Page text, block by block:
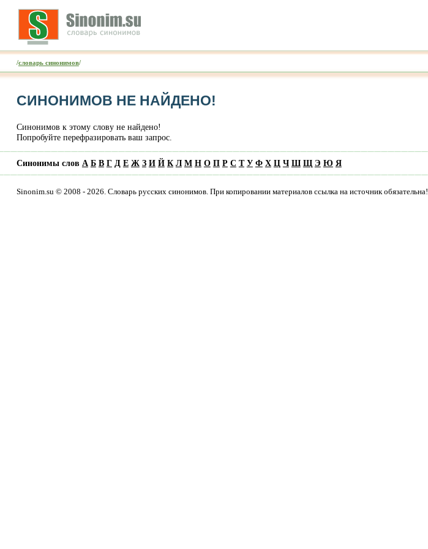
/словарь синонимов/
СИНОНИМОВ НЕ НАЙДЕНО!
Синонимов к этому слову не найдено!
Попробуйте перефразировать ваш запрос.
Синонимы слов А Б В Г Д Е Ж З И Й К Л М Н О П Р С Т У Ф Х Ц Ч Ш Щ Э Ю Я
Sinonim.su © 2008 - 2026. Словарь русских синонимов. При копировании материалов ссылка на источник обязательна!